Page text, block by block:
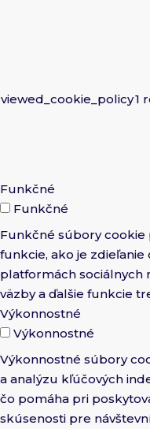
viewed_cookie_policy1
Funkčné
Funkčné
Funkčné súbory cookie
funkcie, ako je
platformách sociálnych
väzby a ďalšie funkcie
Výkonnostné
Výkonnostné
Výkonnostné súbory
a analýzu kľúčových
čo pomáha pri
skúsenosti pre